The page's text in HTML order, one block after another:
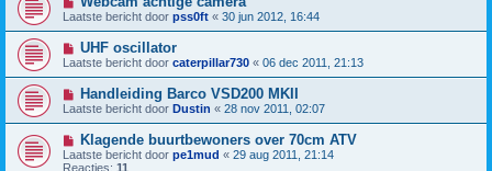
Laatste bericht door pss0ft « 30 jun 2012, 16:44
UHF oscillator
Laatste bericht door caterpillar730 « 06 dec 2011, 21:13
Handleiding Barco VSD200 MKII
Laatste bericht door Dustin « 28 nov 2011, 02:07
Klagende buurtbewoners over 70cm ATV
Laatste bericht door pe1mud « 29 aug 2011, 21:14
Reacties: 11